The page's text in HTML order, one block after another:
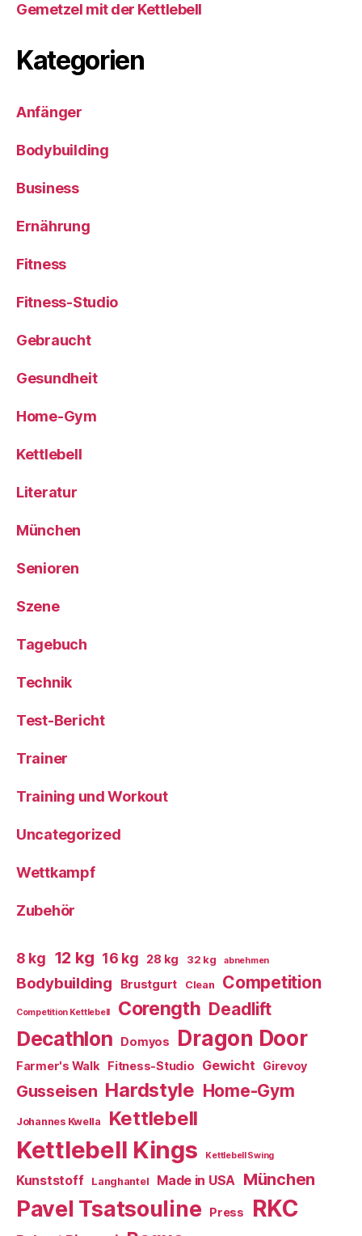
Gemetzel mit der Kettlebell
Kategorien
Anfänger
Bodybuilding
Business
Ernährung
Fitness
Fitness-Studio
Gebraucht
Gesundheit
Home-Gym
Kettlebell
Literatur
München
Senioren
Szene
Tagebuch
Technik
Test-Bericht
Trainer
Training und Workout
Uncategorized
Wettkampf
Zubehör
8 kg 12 kg 16 kg 28 kg 32 kg abnehmen
Bodybuilding Brustgurt Clean Competition
Competition Kettlebell Corength Deadlift
Decathlon Domyos Dragon Door
Farmer's Walk Fitness-Studio Gewicht Girevoy
Gusseisen Hardstyle Home-Gym
Johannes Kwella Kettlebell
Kettlebell Kings Kettlebell Swing
Kunststoff Langhantel Made in USA München
Pavel Tsatsouline Press RKC